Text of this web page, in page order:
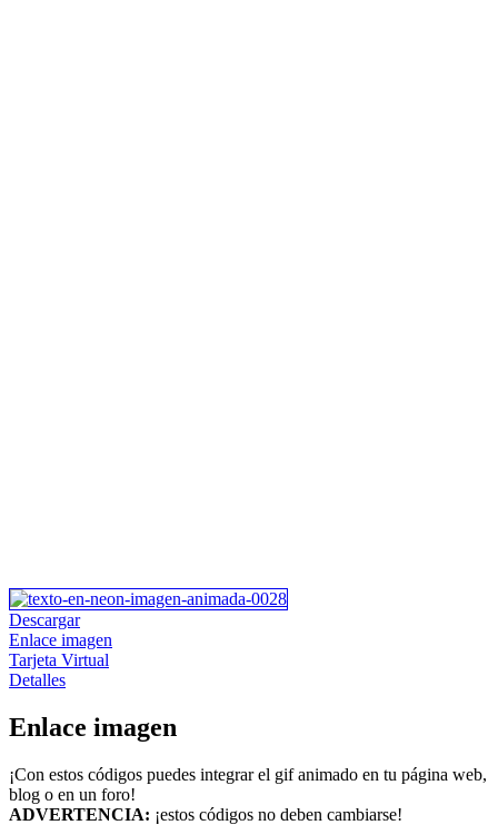
Descargar
Enlace imagen
Tarjeta Virtual
Detalles
Enlace imagen
¡Con estos códigos puedes integrar el gif animado en tu página web,
blog o en un foro!
ADVERTENCIA: ¡estos códigos no deben cambiarse!